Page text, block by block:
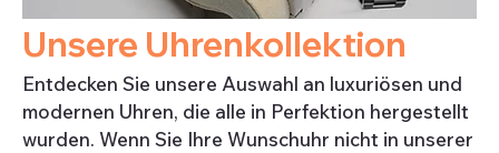
Unsere Uhrenkollektion
Entdecken Sie unsere Auswahl an luxuriösen und
modernen Uhren, die alle in Perfektion hergestellt
wurden. Wenn Sie Ihre Wunschuhr nicht in unserer